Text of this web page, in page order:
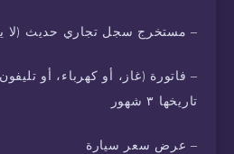
– مستخرج سجل تجاري حديث (لا يتعدى ٣
– فاتورة (غاز، أو كهرباء، أو
تاريخها ٣ شهور
– عرض سعر سيارة